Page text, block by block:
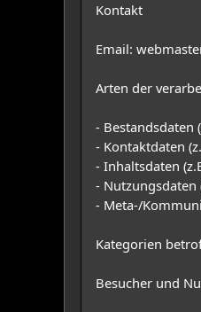
Kontakt
Email:
Arten der
- Bestandsdaten
- Kontaktdaten
- Inhaltsdaten
- Nutzungsdaten
- Meta-/
Kategorien
Besucher und